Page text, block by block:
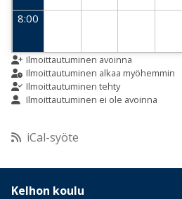
8:00
9:00
10:00
11:00
12:00
Ilmoittautuminen avoinna
Ilmoittautuminen alkaa myöhemmin
Ilmoittautuminen tehty
Ilmoittautuminen ei ole avoinna
iCal-syöte
Kelhon koulu